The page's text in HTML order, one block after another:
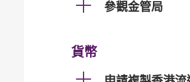
參觀金管局
貨幣